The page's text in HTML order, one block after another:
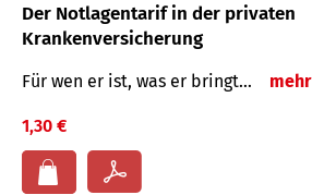
Der Notlagentarif in der privaten
Krankenversicherung
Für wen er ist, was er bringt… mehr
1,30 €